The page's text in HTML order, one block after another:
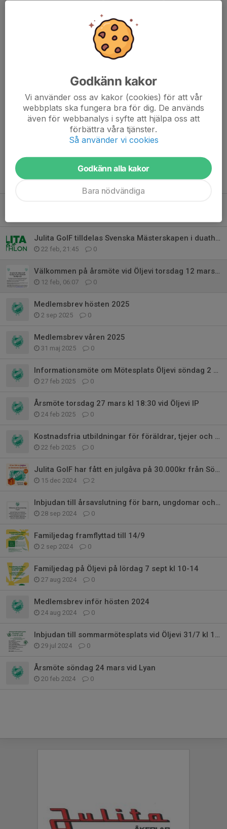
Kommentarer
Tidigare nyheter
Julita GoIF tilldelas Svenska Mästerskapen i duathlon 2026
22 feb, 21:45 0
Välkommen på årsmöte vid Öljevi torsdag 12 mars kl 18:30
12 feb, 06:07 0
Medlemsbrev hösten 2025
2 sep 2025 0
Medlemsbrev våren 2025
31 maj 2025 0
Informationsmöte om Mötesplats Öljevi söndag 2 mars kl 15:30
27 feb 2025 0
Årsmöte torsdag 27 mars kl 18:30 vid Öljevi IP
24 feb 2025 0
Kostnadsfria utbildningar för föräldrar, tjejer och er som gillar att tävla
22 feb 2025 0
Julita GoIF har fått en julgåva på 30.000kr från Sörmlands Sparbank!
15 dec 2024 2
Inbjudan till årsavslutning för barn, ungdomar och ledare 9 nov kl 10
28 sep 2024 0
Familjedag framflyttad till 14/9
2 sep 2024 0
Familjedag på Öljevi på lördag 7 sept kl 10-14
27 aug 2024 0
Medlemsbrev inför hösten 2024
24 aug 2024 0
Inbjudan till sommarmötesplats vid Öljevi 31/7 kl 17-20
29 jul 2024 0
Årsmöte söndag 24 mars vid Lyan
20 feb 2024 0
Godkänn kakor
Vi använder oss av kakor (cookies) för att vår
webbplats ska fungera bra för dig. De används
även för webbanalys i syfte att hjälpa oss att
förbättra våra tjänster.
Så använder vi cookies
Godkänn alla kakor
Bara nödvändiga